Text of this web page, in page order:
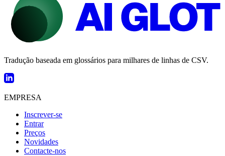
Tradução baseada em glossários para milhares de linhas de CSV.
EMPRESA
Inscrever-se
Entrar
Preços
Novidades
Contacte-nos